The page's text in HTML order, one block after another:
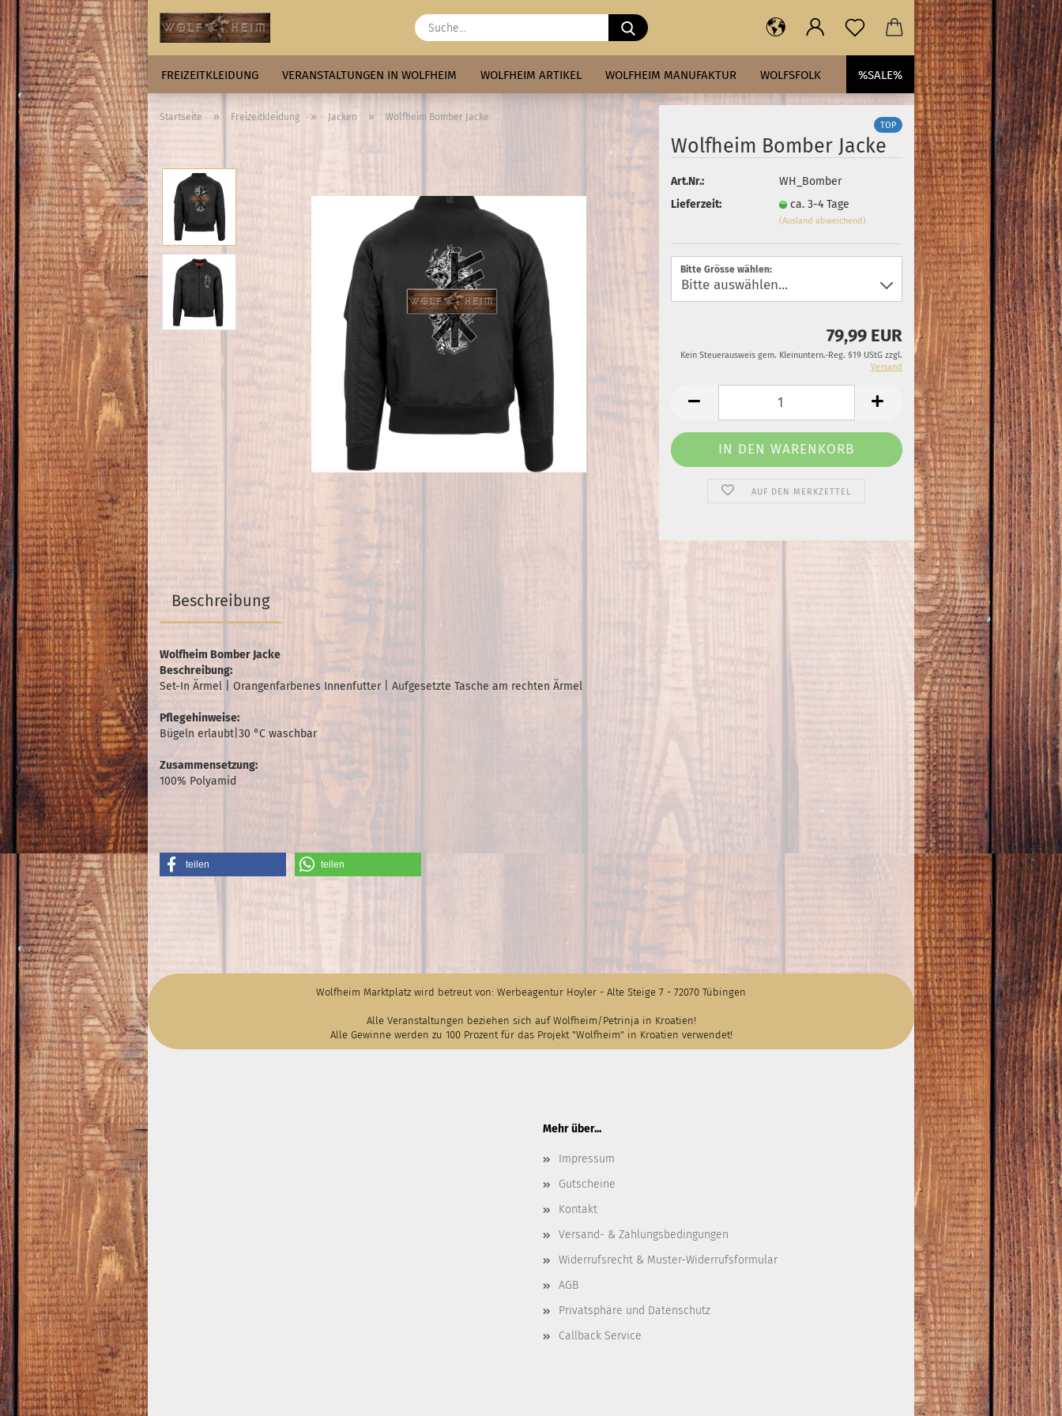
Suche...
FREIZEITKLEIDUNG VERANSTALTUNGEN IN WOLFHEIM WOLFHEIM ARTIKEL WOLFHEIM MANUFAKTUR WOLFSFOLK %SALE%
Startseite » Freizeitkleidung » Jacken » Wolfheim Bomber Jacke
TOP
Wolfheim Bomber Jacke
Art.Nr.:
WH_Bomber
Lieferzeit:
ca. 3-4 Tage
(Ausland abweichend)
Bitte Grösse wählen:
79,99 EUR
Kein Steuerausweis gem. Kleinuntern.-Reg. §19 UStG zzgl.
Versand
AUF DEN MERKZETTEL
Beschreibung
Wolfheim Bomber Jacke
Beschreibung:
Set-In Ärmel | Orangenfarbenes Innenfutter | Aufgesetzte Tasche am rechten Ärmel
Pflegehinweise:
Bügeln erlaubt|30 °C waschbar
Zusammensetzung:
100% Polyamid
teilen teilen
Wolfheim Marktplatz wird betreut von: Werbeagentur Hoyler - Alte Steige 7 - 72070 Tübingen
Alle Veranstaltungen beziehen sich auf Wolfheim/Petrinja in Kroatien!
Alle Gewinne werden zu 100 Prozent für das Projekt "Wolfheim" in Kroatien verwendet!
Mehr über...
Impressum
Gutscheine
Kontakt
Versand- & Zahlungsbedingungen
Widerrufsrecht & Muster-Widerrufsformular
AGB
Privatsphäre und Datenschutz
Callback Service